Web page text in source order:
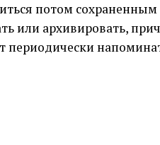
потом
или архивировать,
периодически